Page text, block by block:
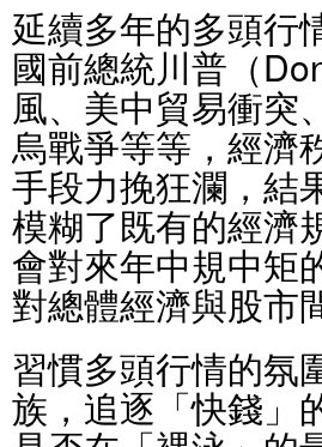
延續多年的多頭行
國前總統川普（
風、美中貿易衝突
烏戰爭等等，經濟
手段力挽狂瀾，結
模糊了既有的經濟
會對來年中規中矩
對總體經濟與股市
習慣多頭行情的氛
族，追逐「快錢」